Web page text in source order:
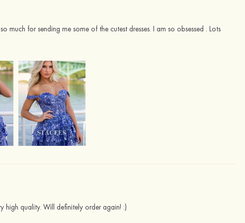
much for sending me some of the cutest dresses. I am so obsessed . Lots
high quality. Will definitely order again! :)